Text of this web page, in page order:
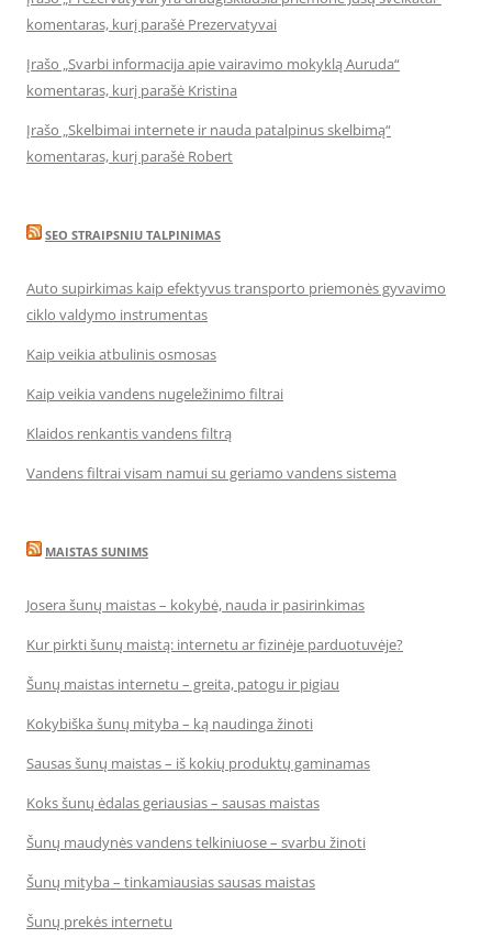
komentaras, kurį parašė Prezervatyvai
Įrašo „Svarbi informacija apie vairavimo mokyklą Auruda“
komentaras, kurį parašė Kristina
Įrašo „Skelbimai internete ir nauda patalpinus skelbimą“
komentaras, kurį parašė Robert
SEO STRAIPSNIU TALPINIMAS
Auto supirkimas kaip efektyvus transporto priemonės gyvavimo
ciklo valdymo instrumentas
Kaip veikia atbulinis osmosas
Kaip veikia vandens nugeležinimo filtrai
Klaidos renkantis vandens filtrą
Vandens filtrai visam namui su geriamo vandens sistema
MAISTAS SUNIMS
Josera šunų maistas – kokybė, nauda ir pasirinkimas
Kur pirkti šunų maistą: internetu ar fizinėje parduotuvėje?
Šunų maistas internetu – greita, patogu ir pigiau
Kokybiška šunų mityba – ką naudinga žinoti
Sausas šunų maistas – iš kokių produktų gaminamas
Koks šunų ėdalas geriausias – sausas maistas
Šunų maudynės vandens telkiniuose – svarbu žinoti
Šunų mityba – tinkamiausias sausas maistas
Šunų prekės internetu